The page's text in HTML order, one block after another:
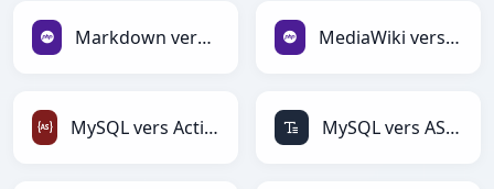
Markdown vers PHP MediaWiki vers PHP
MySQL vers ActionScript MySQL vers ASCII